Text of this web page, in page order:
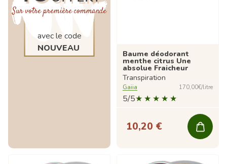
Sur votre première commande
avec le code
NOUVEAU
Baume déodorant
menthe citrus Une
absolue Fraicheur
Transpiration
Gaiia 170,00€/litre
5/5
10,20 €